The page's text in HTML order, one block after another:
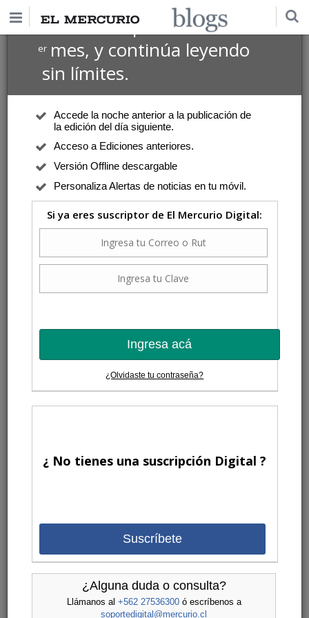
Suscríbete por $1 USD
ermes, y continúa leyendo
sin límites.
Accede la noche anterior a la publicación de
la edición del día siguiente.
Acceso a Ediciones anteriores.
Versión Offline descargable
Personaliza Alertas de noticias en tu móvil.
Si ya eres suscriptor de El Mercurio Digital:
Ingresa acá
¿Olvidaste tu contraseña?
¿ No tienes una suscripción Digital ?
Suscríbete
¿Alguna duda o consulta?
Llámanos al +562 27536300ó escríbenos a
soportedigital@mercurio.cl